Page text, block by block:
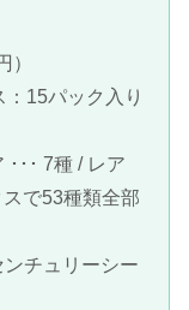
）
15パック入り
･･･ 7種 / レア
スで53種類全部
チュリーシー